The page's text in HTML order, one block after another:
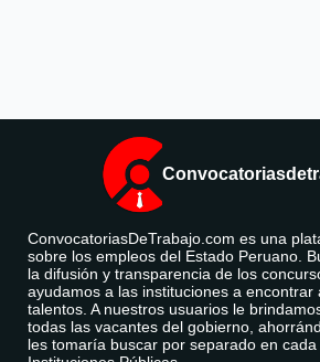
ConvocatoriasDeTrabajo.com es una
sobre los empleos del Estado Peruano.
la difusión y transparencia de los
ayudamos a las instituciones a encontrar
talentos. A nuestros usuarios le
todas las vacantes del gobierno,
les tomaría buscar por separado en